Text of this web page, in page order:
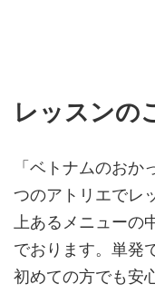
レッスンの
「ベトナムのお
つのアトリエでレ
上あるメニューの
でおります。単発
初めての方でも安